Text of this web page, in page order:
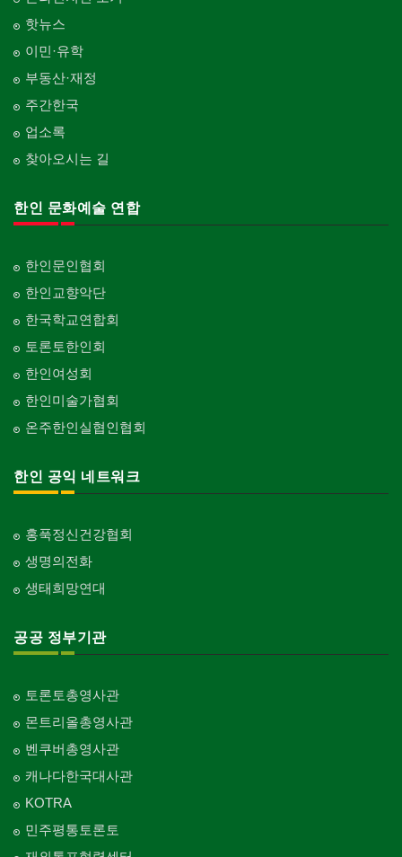
핫뉴스
이민·유학
부동산·재정
주간한국
업소록
찾아오시는 길
한인 문화예술 연합
한인문인협회
한인교향악단
한국학교연합회
토론토한인회
한인여성회
한인미술가협회
온주한인실협인협회
한인 공익 네트워크
홍푹정신건강협회
생명의전화
생태희망연대
공공 정부기관
토론토총영사관
몬트리올총영사관
벤쿠버총영사관
캐나다한국대사관
KOTRA
민주평통토론토